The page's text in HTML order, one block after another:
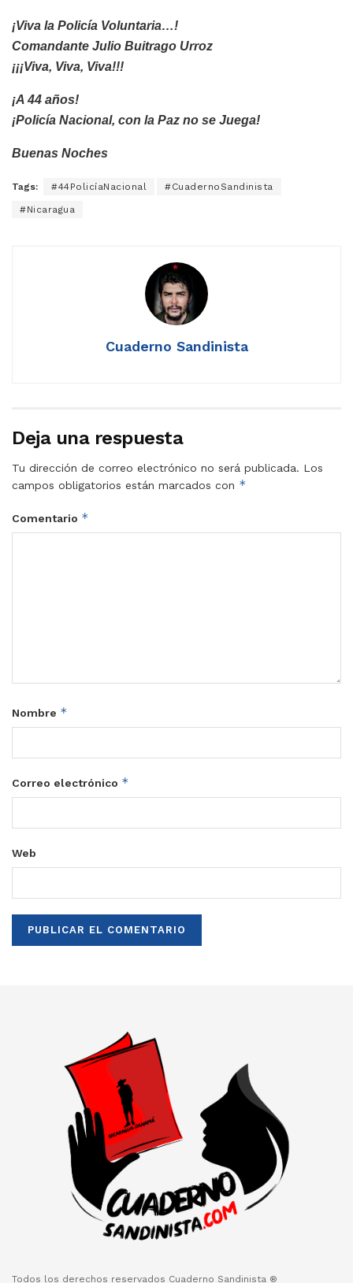
¡Viva la Policía Voluntaria…!
Comandante Julio Buitrago Urroz
¡¡¡Viva, Viva, Viva!!!
¡A 44 años!
¡Policía Nacional, con la Paz no se Juega!
Buenas Noches
Tags: #44PolicíaNacional #CuadernoSandinista
#Nicaragua
Cuaderno Sandinista
Deja una respuesta
Tu dirección de correo electrónico no será publicada. Los
campos obligatorios están marcados con *
Comentario *
Nombre *
Correo electrónico *
Web
Todos los derechos reservados Cuaderno Sandinista ®